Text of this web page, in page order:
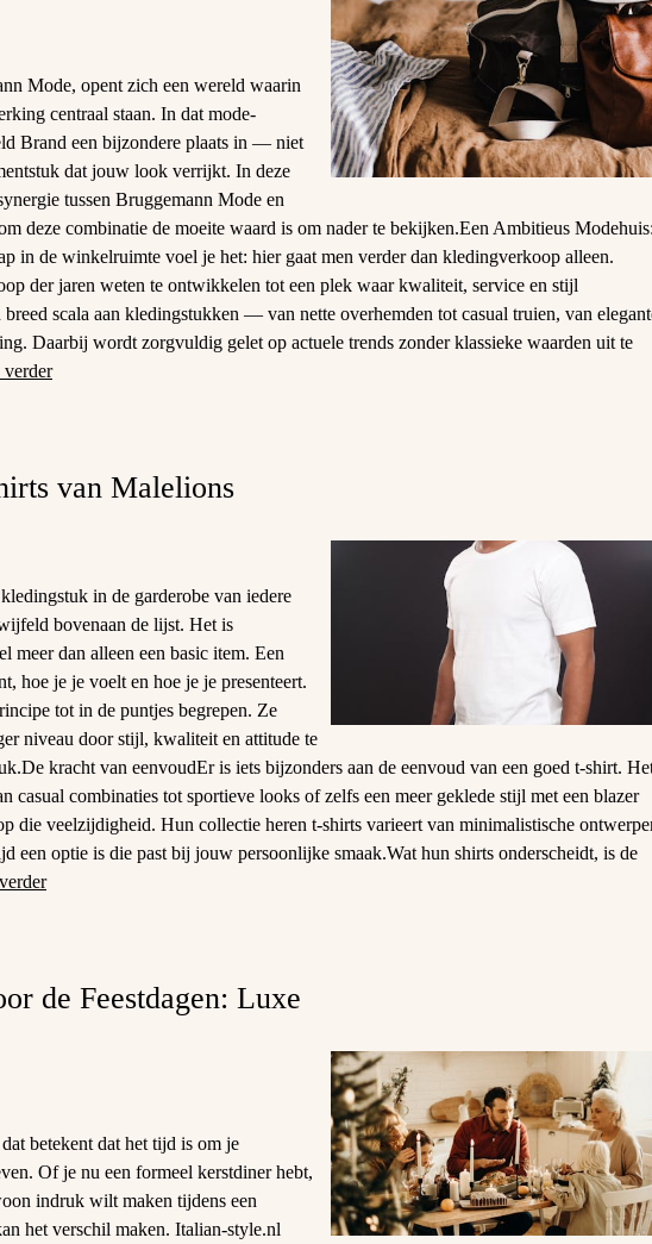
Mode, opent zich een wereld waarin
centraal staan. In dat mode-
Brand een bijzondere plaats in — niet
dat jouw look verrijkt. In deze
tussen Bruggemann Mode en
deze combinatie de moeite waard is om nader te bekijken.Een Ambitieus
in de winkelruimte voel je het: hier gaat men verder dan kledingverkoop alleen.
der jaren weten te ontwikkelen tot een plek waar kwaliteit, service en stijl
scala aan kledingstukken — van nette overhemden tot casual truien, van
Daarbij wordt zorgvuldig gelet op actuele trends zonder klassieke waarden uit te
verder
van Malelions
in de garderobe van iedere
bovenaan de lijst. Het is
meer dan alleen een basic item. Een
hoe je je voelt en hoe je je presenteert.
tot in de puntjes begrepen. Ze
niveau door stijl, kwaliteit en attitude te
kracht van eenvoudEr is iets bijzonders aan de eenvoud van een goed t-shirt.
casual combinaties tot sportieve looks of zelfs een meer geklede stijl met een blazer
die veelzijdigheid. Hun collectie heren t-shirts varieert van minimalistische
een optie is die past bij jouw persoonlijke smaak.Wat hun shirts onderscheidt, is de
de Feestdagen: Luxe
betekent dat het tijd is om je
Of je nu een formeel kerstdiner hebt,
indruk wilt maken tijdens een
het verschil maken. Italian-style.nl